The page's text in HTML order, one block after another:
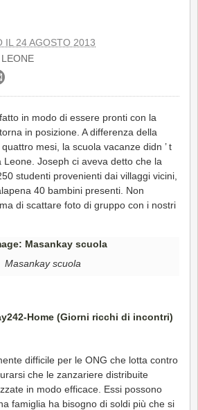
IL 24 AGOSTO 2013
in modo di essere pronti con la
in posizione. A differenza della
mesi, la scuola vacanze didn ’ t
Leone. Joseph ci aveva detto che la
studenti provenienti dai villaggi vicini,
40 bambini presenti. Non
di scattare foto di gruppo con i nostri
Masankay scuola
difficile per le ONG che lotta contro
che le zanzariere distribuite
in modo efficace. Essi possono
famiglia ha bisogno di soldi più che si